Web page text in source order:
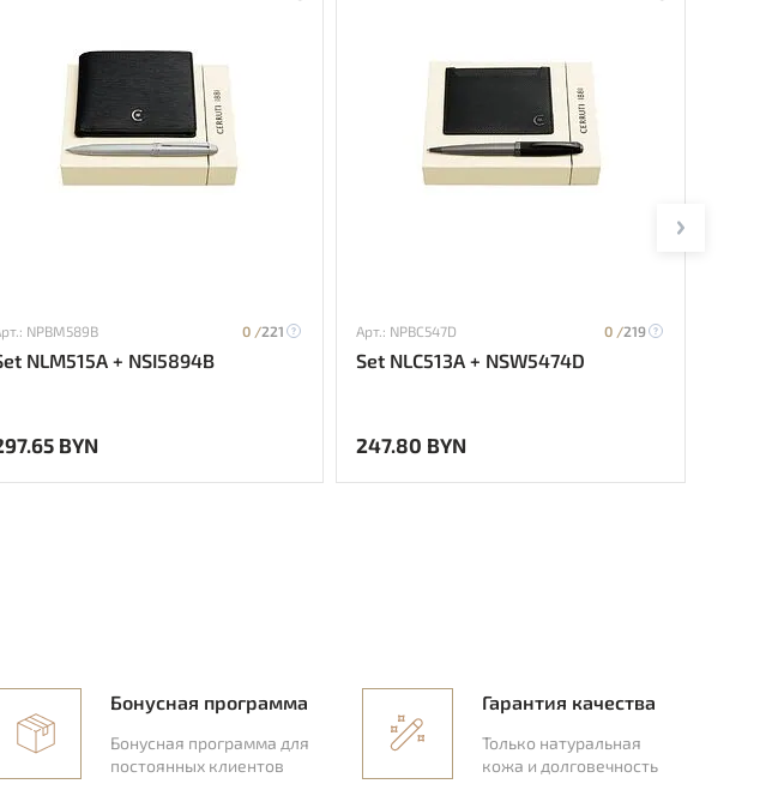
NPBM589B 0 /221
NLM515A + NSI5894B
BYN
Арт.: NPBC547D 0 /219
Set NLC513A + NSW5474D
247.80 BYN
Бонусная программа
Бонусная программа для
постоянных клиентов
Гарантия качества
Только натуральная
кожа и долговечность